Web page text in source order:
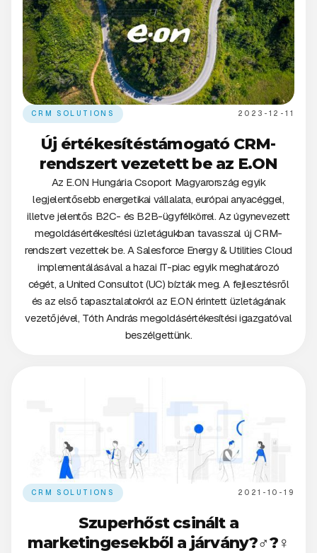
CRM SOLUTIONS 2023-12-11
Új értékesítéstámogató CRM-
rendszert vezetett be az E.ON
Az E.ON Hungária Csoport Magyarország egyik
legjelentősebb energetikai vállalata, európai anyacéggel,
illetve jelentős B2C- és B2B-ügyfélkörrel. Az úgynevezett
megoldásértékesítési üzletágukban tavasszal új CRM-
rendszert vezettek be. A Salesforce Energy & Utilities Cloud
implementálásával a hazai IT-piac egyik meghatározó
cégét, a United Consultot (UC) bízták meg. A fejlesztésről
és az első tapasztalatokról az E.ON érintett üzletágának
vezetőjével, Tóth András megoldásértékesítési igazgatóval
beszélgettünk.
CRM SOLUTIONS 2021-10-19
Szuperhőst csinált a
marketingesekből a járvány?‍♂️?‍♀️